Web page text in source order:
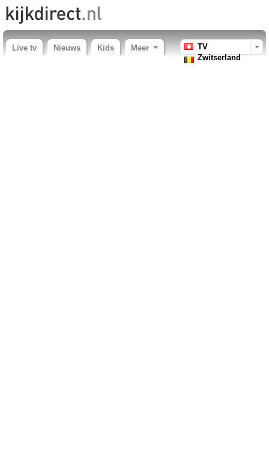
Live tv Nieuws Kids Meer
TV
Zwitserland